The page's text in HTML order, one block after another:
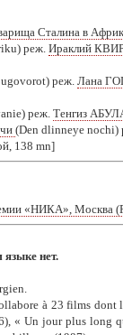
Сталина в
реж. Ираклий
реж. Лана
реж. Тенгиз
(Den dlinneye nochi)
138 mn]
«НИКА», Москва
нет.
à 23 films dont
« Un jour plus long